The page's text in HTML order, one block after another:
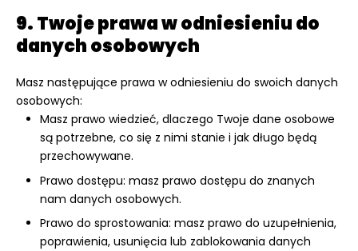
9. Twoje prawa w odniesieniu do
danych osobowych
Masz następujące prawa w odniesieniu do swoich danych
osobowych:
Masz prawo wiedzieć, dlaczego Twoje dane osobowe
są potrzebne, co się z nimi stanie i jak długo będą
przechowywane.
Prawo dostępu: masz prawo dostępu do znanych
nam danych osobowych.
Prawo do sprostowania: masz prawo do uzupełnienia,
poprawienia, usunięcia lub zablokowania danych